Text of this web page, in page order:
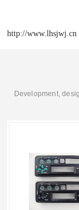
http://www.lhsjwj.cn
Development,